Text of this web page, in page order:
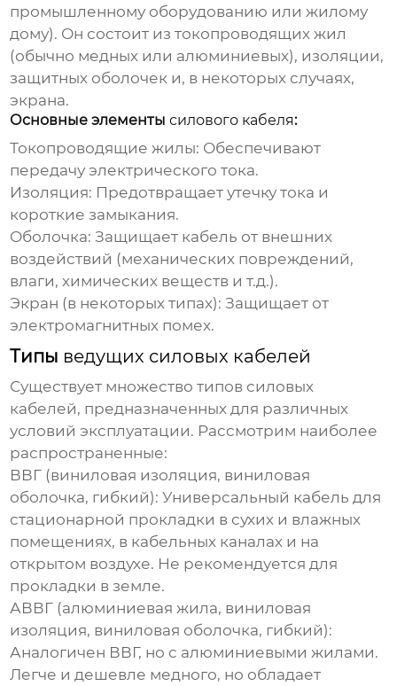
промышленному оборудованию или жилому
дому). Он состоит из токопроводящих жил
(обычно медных или алюминиевых), изоляции,
защитных оболочек и, в некоторых случаях,
экрана.
Основные элементысилового кабеля:
Токопроводящие жилы: Обеспечивают
передачу электрического тока.
Изоляция: Предотвращает утечку тока и
короткие замыкания.
Оболочка: Защищает кабель от внешних
воздействий (механических повреждений,
влаги, химических веществ и т.д.).
Экран (в некоторых типах): Защищает от
электромагнитных помех.
Типы ведущих силовых кабелей
Существует множество типов силовых
кабелей, предназначенных для различных
условий эксплуатации. Рассмотрим наиболее
распространенные:
ВВГ (виниловая изоляция, виниловая
оболочка, гибкий): Универсальный кабель для
стационарной прокладки в сухих и влажных
помещениях, в кабельных каналах и на
открытом воздухе. Не рекомендуется для
прокладки в земле.
АВВГ (алюминиевая жила, виниловая
изоляция, виниловая оболочка, гибкий):
Аналогичен ВВГ, но с алюминиевыми жилами.
Легче и дешевле медного, но обладает